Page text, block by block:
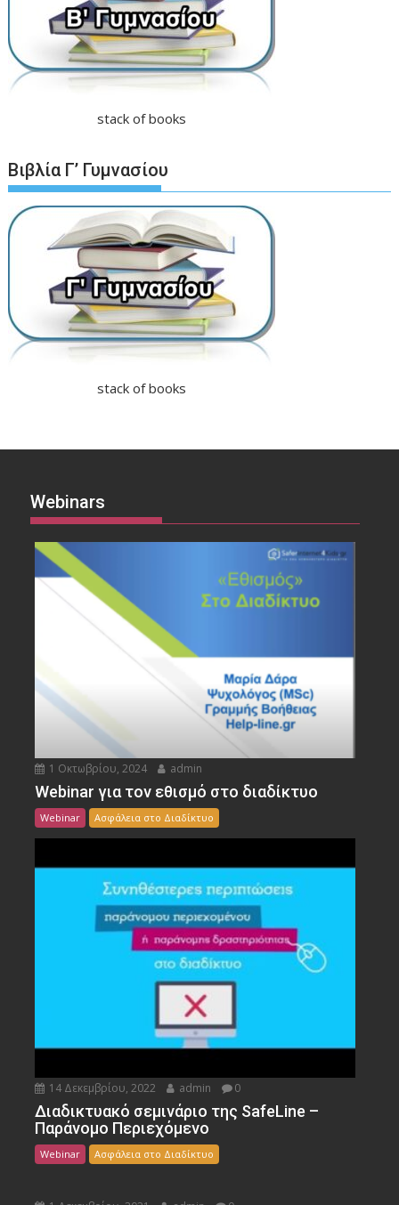
stack of books
Βιβλία Γ’ Γυμνασίου
stack of books
Webinars
1 Οκτωβρίου, 2024 admin
Webinar για τον εθισμό στο διαδίκτυο
Webinar Ασφάλεια στο Διαδίκτυο
14 Δεκεμβρίου, 2022 admin 0
Διαδικτυακό σεμινάριο της SafeLine –
Παράνομο Περιεχόμενο
Webinar Ασφάλεια στο Διαδίκτυο